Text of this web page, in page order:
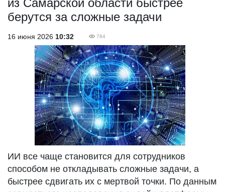
из Самарской области быстрее
берутся за сложные задачи
16 июня 2026 10:32 784
ИИ все чаще становится для сотрудников
способом не откладывать сложные задачи, а
быстрее сдвигать их с мертвой точки. По данным